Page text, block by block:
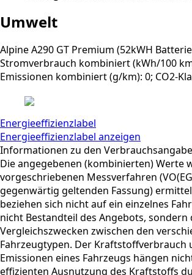
Umwelt
Alpine A290 GT Premium (52kWH
Stromverbrauch kombiniert (kWh/100
Emissionen kombiniert (g/km): 0; CO2-
Energieeffizienzlabel
Energieeffizienzlabel anzeigen
Informationen zu den
Die angegebenen (kombinierten) Werte
vorgeschriebenen Messverfahren
gegenwärtig geltenden Fassung)
beziehen sich nicht auf ein einzelnes
nicht Bestandteil des Angebots, sondern
Vergleichszwecken zwischen den
Fahrzeugtypen. Der Kraftstoffverbrauch
Emissionen eines Fahrzeugs hängen
effizienten Ausnutzung des Kraftstoffs